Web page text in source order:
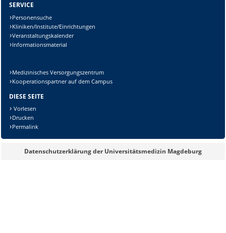
Lösung:
SERVICE
Personensuche
Kliniken/Institute/Einrichtungen
Veranstaltungskalender
Informationsmaterial
Medizinisches Versorgungszentrum
Kooperationspartner auf dem Campus
DIESE SEITE
Vorlesen
Drucken
Permalink
Datenschutzerklärung der Universitätsmedizin Magdeburg